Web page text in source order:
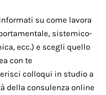
su come lavora
sistemico-
ecc.) e scegli quello
con te
colloqui in studio a
della consulenza online